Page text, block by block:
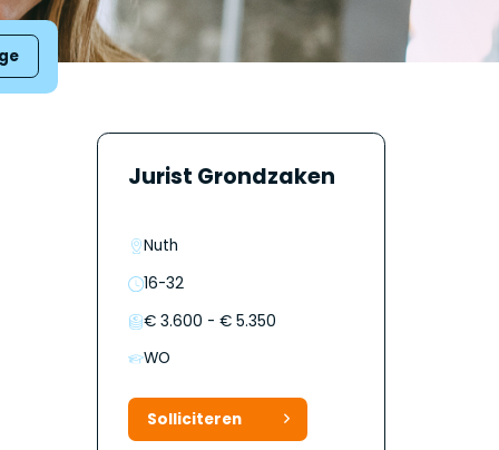
Jurist Grondzaken
Nuth
16-32
€ 3.600 - € 5.350
WO
Solliciteren